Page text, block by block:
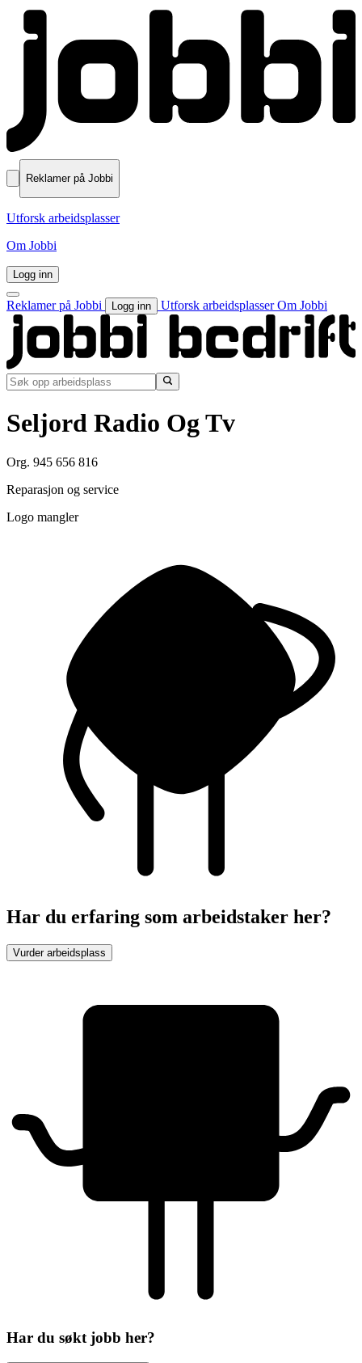
Reklamer på Jobbi
Utforsk arbeidsplasser
Om Jobbi
Logg inn
Reklamer på Jobbi Logg inn Utforsk arbeidsplasserOm Jobbi
Seljord Radio Og Tv
Org. 945 656 816
Reparasjon og service
Logo mangler
Har du erfaring som arbeidstaker her?
Vurder arbeidsplass
Har du søkt jobb her?